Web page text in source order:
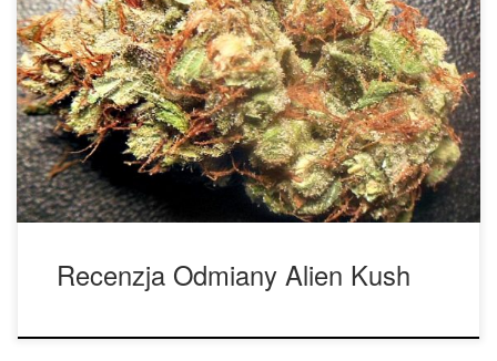
Ilość THC: 14 procent Ilość CBD: 0.1 procent Rodowód: Las
Vegas Purple Kush, Alien Dawg Alien Kush to łagodna,
hybrydowa indica. Idealna dla początkujących lub dla
każdego, komu zależy na bardziej łagodnym i przyjemnym
doświadczeniu. Odmiana ta cechuje się szczęśliwym,
łagodnym hajem z przyjemnym wrażeniem mrowienia. Alien
Kush to łatwa […]
Recenzja Odmiany Alien Kush